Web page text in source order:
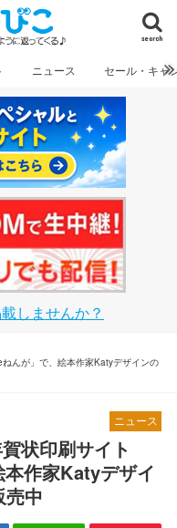
search
ニュース セール・キャ
しませんか？
んが」で、絵本作家Katyデザインの
ニュース
状印刷サイト
本作家Katyデザイ
売中